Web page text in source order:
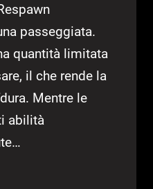
passeggiata.
quantità limitata
il che rende la
Mentre le
abilità